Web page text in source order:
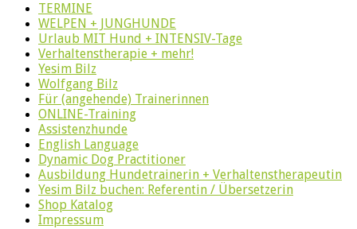
TERMINE
WELPEN + JUNGHUNDE
Urlaub MIT Hund + INTENSIV-Tage
Verhaltenstherapie + mehr!
Yesim Bilz
Wolfgang Bilz
Für (angehende) Trainerinnen
ONLINE-Training
Assistenzhunde
English Language
Dynamic Dog Practitioner
Ausbildung Hundetrainerin + Verhaltenstherapeutin
Yesim Bilz buchen: Referentin / Übersetzerin
Shop Katalog
Impressum